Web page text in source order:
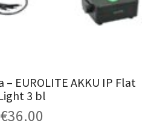
– EUROLITE AKKU IP Flat
3 bl
€36.00